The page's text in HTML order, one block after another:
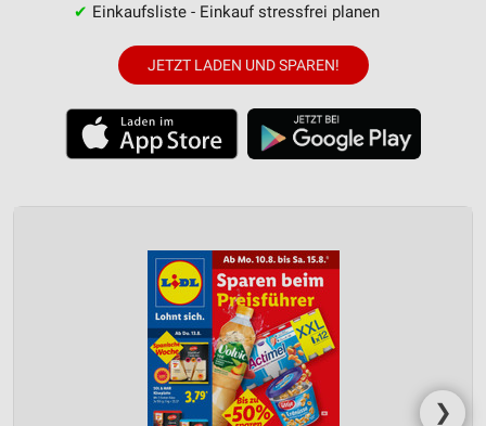
✔ Einkaufsliste - Einkauf stressfrei planen
JETZT LADEN UND SPAREN!
❯